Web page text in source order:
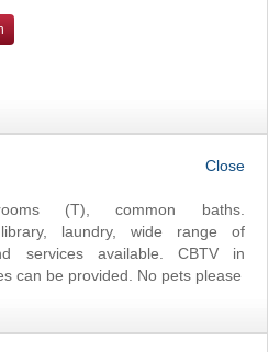
(T), common baths.
library, laundry, wide range of
services available. CBTV in
can be provided. No pets please